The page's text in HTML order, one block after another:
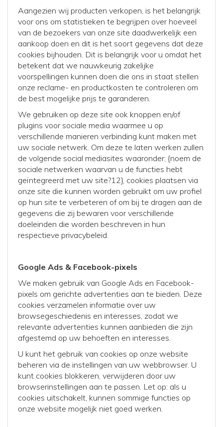
Aangezien wij producten verkopen, is het belangrijk
voor ons om statistieken te begrijpen over hoeveel
van de bezoekers van onze site daadwerkelijk een
aankoop doen en dit is het soort gegevens dat deze
cookies bijhouden. Dit is belangrijk voor u omdat het
betekent dat we nauwkeurig zakelijke
voorspellingen kunnen doen die ons in staat stellen
onze reclame- en productkosten te controleren om
de best mogelijke prijs te garanderen.
We gebruiken op deze site ook knoppen en/of
plugins voor sociale media waarmee u op
verschillende manieren verbinding kunt maken met
uw sociale netwerk. Om deze te laten werken zullen
de volgende social mediasites waaronder; {noem de
sociale netwerken waarvan u de functies hebt
geïntegreerd met uw site?12}, cookies plaatsen via
onze site die kunnen worden gebruikt om uw profiel
op hun site te verbeteren of om bij te dragen aan de
gegevens die zij bewaren voor verschillende
doeleinden die worden beschreven in hun
respectieve privacybeleid.
Google Ads & Facebook-pixels
We maken gebruik van Google Ads en Facebook-
pixels om gerichte advertenties aan te bieden. Deze
cookies verzamelen informatie over uw
browsegeschiedenis en interesses, zodat we
relevante advertenties kunnen aanbieden die zijn
afgestemd op uw behoeften en interesses.
U kunt het gebruik van cookies op onze website
beheren via de instellingen van uw webbrowser. U
kunt cookies blokkeren, verwijderen door uw
browserinstellingen aan te passen. Let op: als u
cookies uitschakelt, kunnen sommige functies op
onze website mogelijk niet goed werken.